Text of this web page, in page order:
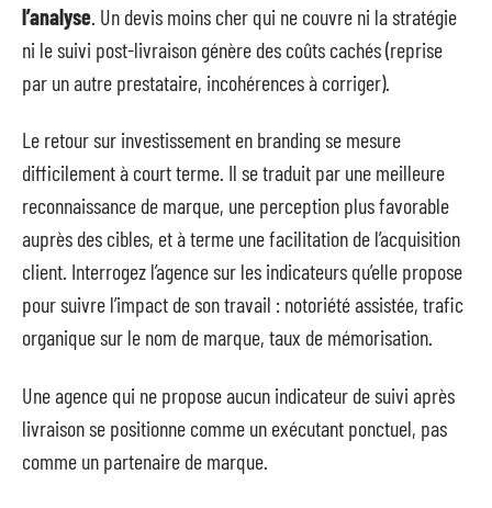
l’analyse . Un devis moins cher qui ne couvre ni la stratégie
ni le suivi post-livraison génère des coûts cachés (reprise
par un autre prestataire, incohérences à corriger).
Le retour sur investissement en branding se mesure
difficilement à court terme. Il se traduit par une meilleure
reconnaissance de marque, une perception plus favorable
auprès des cibles, et à terme une facilitation de l’acquisition
client. Interrogez l’agence sur les indicateurs qu’elle propose
pour suivre l’impact de son travail : notoriété assistée, trafic
organique sur le nom de marque, taux de mémorisation.
Une agence qui ne propose aucun indicateur de suivi après
livraison se positionne comme un exécutant ponctuel, pas
comme un partenaire de marque.